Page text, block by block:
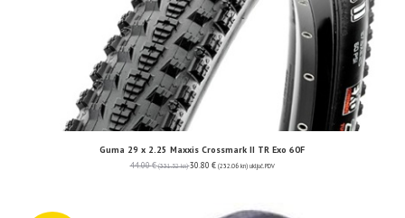
Guma 29 x 2.25 Maxxis Crossmark II TR Exo 60F
44.00€ (331.52 kn) 30.80 € (232.06 kn) uključ. PDV